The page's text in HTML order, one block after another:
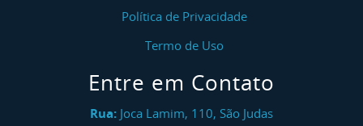
Política de Privacidade
Termo de Uso
Entre em Contato
Rua: Joca Lamim, 110, São Judas